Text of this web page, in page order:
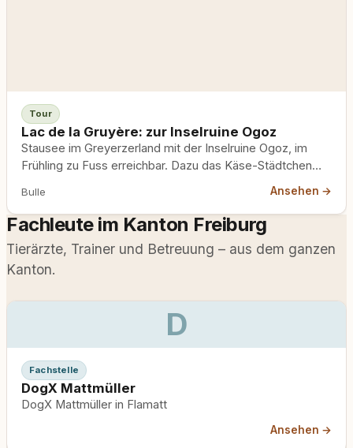
Tour
Lac de la Gruyère: zur Inselruine Ogoz
Stausee im Greyerzerland mit der Inselruine Ogoz, im
Frühling zu Fuss erreichbar. Dazu das Käse-Städtchen
Bulle Ansehen →
Fachleute im Kanton Freiburg
Tierärzte, Trainer und Betreuung – aus dem ganzen
Kanton.
D
Fachstelle
DogX Mattmüller
DogX Mattmüller in Flamatt
Ansehen →